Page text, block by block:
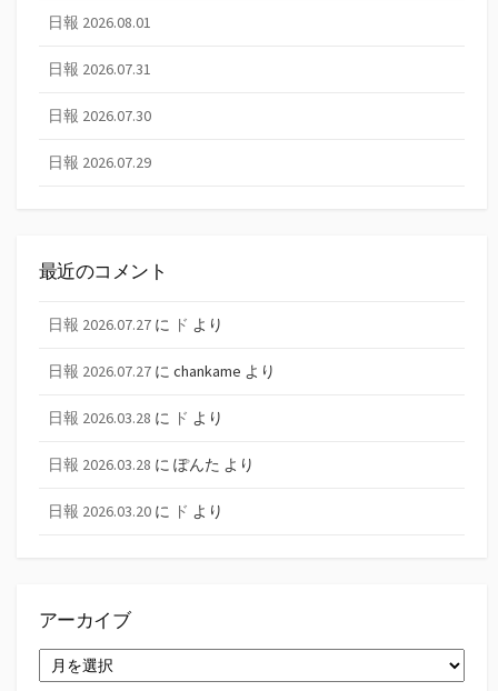
日報 2026.08.01
日報 2026.07.31
日報 2026.07.30
日報 2026.07.29
最近のコメント
日報 2026.07.27 に ド より
日報 2026.07.27 に chankame より
日報 2026.03.28 に ド より
日報 2026.03.28 に ぽんた より
日報 2026.03.20 に ド より
アーカイブ
ー